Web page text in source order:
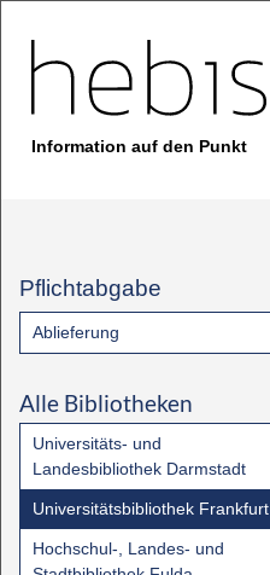
Information auf den Punkt
Pflichtabgabe
Ablieferung
Alle Bibliotheken
Universitäts- und
Landesbibliothek Darmstadt
Universitätsbibliothek Frankfurt
Hochschul-, Landes- und